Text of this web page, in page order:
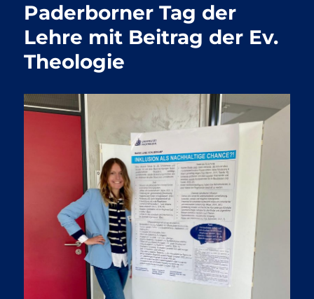
Paderborner Tag der
Lehre mit Beitrag der Ev.
Theologie